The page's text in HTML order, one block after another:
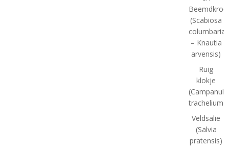
(Scabiosa
columbaria
– Knautia
arvensis)
Ruig
klokje
(Campanula
trachelium)
Veldsalie
(Salvia
pratensis)